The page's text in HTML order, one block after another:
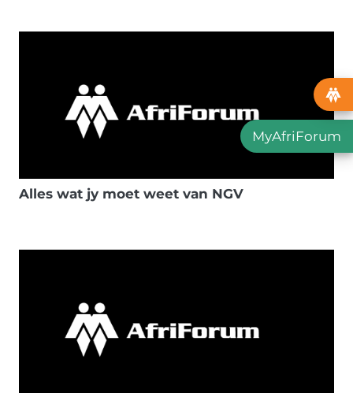
Alles wat jy moet weet van NGV
MyAfriForum